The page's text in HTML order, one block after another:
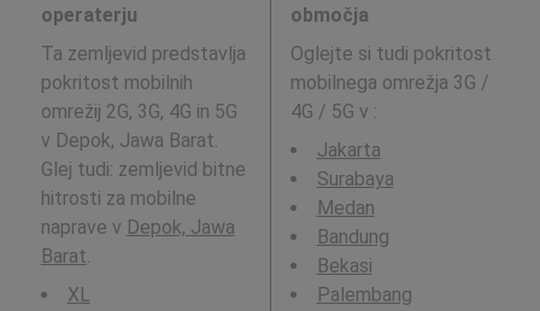
operaterju
Ta zemljevid predstavlja
pokritost mobilnih
omrežij 2G, 3G, 4G in 5G
v Depok, Jawa Barat.
Glej tudi: zemljevid bitne
hitrosti za mobilne
naprave v Depok, Jawa
Barat.
XL
območja
Oglejte si tudi pokritost
mobilnega omrežja 3G /
4G / 5G v :
Jakarta
Surabaya
Medan
Bandung
Bekasi
Palembang